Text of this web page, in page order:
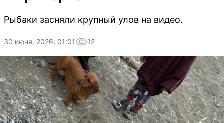
Рыбаки засняли крупный улов на видео.
30 июня, 2026, 01:01 12